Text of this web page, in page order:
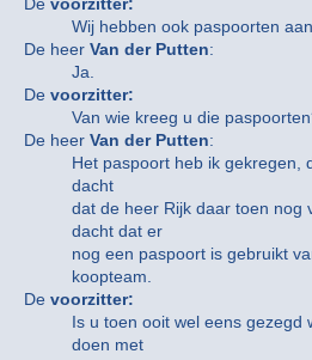
Wij hebben ook paspoorten
De heer Van der Putten:
Ja.
De voorzitter:
Van wie kreeg u die
De heer Van der Putten:
Het paspoort heb ik gekregen,
dacht
dat de heer Rijk daar toen nog
dacht dat er
nog een paspoort is gebruikt
koopteam.
De voorzitter:
Is u toen ooit wel eens gezegd
doen met